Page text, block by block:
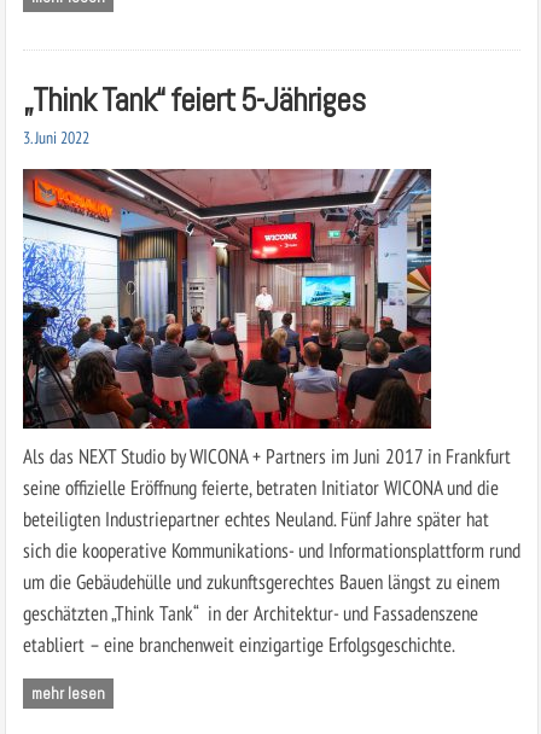
„Think Tank“ feiert 5-Jähriges
3. Juni 2022
Als das NEXT Studio by WICONA + Partners im Juni 2017 in Frankfurt
seine offizielle Eröffnung feierte, betraten Initiator WICONA und die
beteiligten Industriepartner echtes Neuland. Fünf Jahre später hat
sich die kooperative Kommunikations- und Informationsplattform rund
um die Gebäudehülle und zukunftsgerechtes Bauen längst zu einem
geschätzten „Think Tank“ in der Architektur- und Fassadenszene
etabliert – eine branchenweit einzigartige Erfolgsgeschichte.
mehr lesen